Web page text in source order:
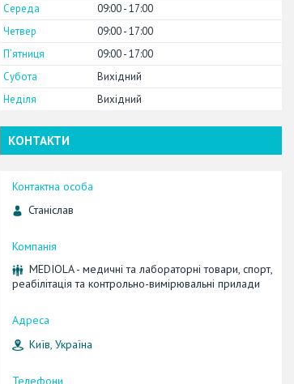
Середа
09:00 17:00
Четвер
09:00 17:00
Пʼятниця
09:00 17:00
Субота
Вихідний
Неділя
Вихідний
КОНТАКТИ
Станіслав
MEDIOLA - медичні та лабораторні товари, спорт,
реабілітація та контрольно-вимірювальні прилади
Київ, Україна